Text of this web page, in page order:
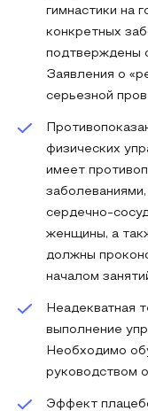
гимнастики на
конкретных
подтверждены
Заявления о
серьезной
физических
имеет
сердечно-
женщины, а
должны
началом
Неадекватная
выполнение
Необходимо
руководством
Эффект